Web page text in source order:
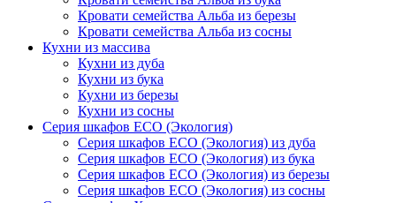
Кровати семейства Альба из березы
Кровати семейства Альба из сосны
Кухни из массива
Кухни из дуба
Кухни из бука
Кухни из березы
Кухни из сосны
Серия шкафов ECO (Экология)
Серия шкафов ECO (Экология) из дуба
Серия шкафов ECO (Экология) из бука
Серия шкафов ECO (Экология) из березы
Серия шкафов ECO (Экология) из сосны